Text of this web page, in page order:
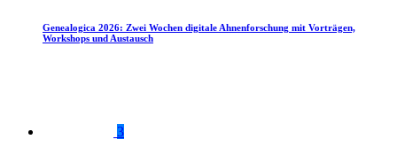
Genealogica 2026: Zwei Wochen digitale Ahnenforschung mit Vorträgen,
Workshops und Austausch
3